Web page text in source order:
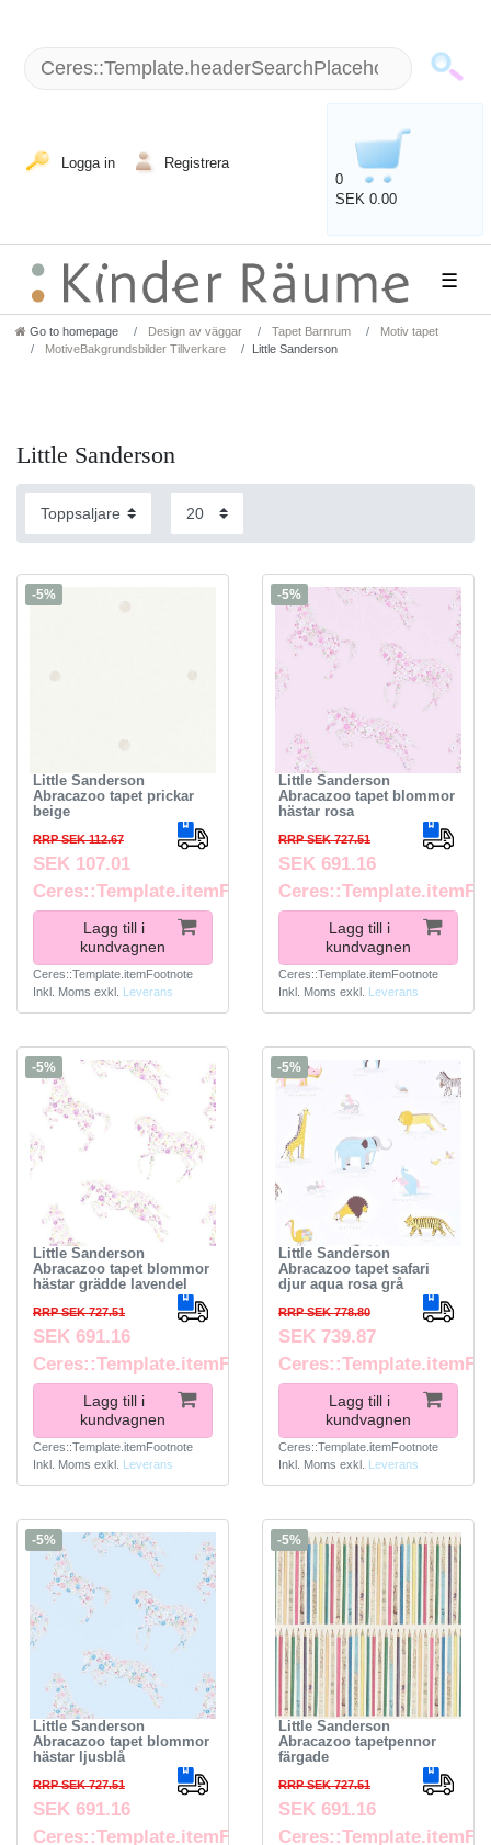
Logga in
Registrera
0
SEK 0.00
☰
Go to homepage Design av väggar Tapet Barnrum
Motiv tapet
MotiveBakgrundsbilder Tillverkare
Little Sanderson
Little Sanderson
-5%
Little Sanderson
Abracazoo tapet prickar
beige
RRP SEK 112.67
SEK 107.01
Ceres::Template.itemFootnote
Lagg till i
kundvagnen
Ceres::Template.itemFootnote
Inkl. Moms exkl. Leverans
-5%
Little Sanderson
Abracazoo tapet blommor
hästar rosa
RRP SEK 727.51
SEK 691.16
Lagg till i
kundvagnen
Ceres::Template.itemFootnote
Inkl. Moms exkl. Leverans
-5%
Little Sanderson
Abracazoo tapet blommor
hästar grädde lavendel
RRP SEK 727.51
SEK 691.16
Ceres::Template.itemFootnote
Lagg till i
kundvagnen
Ceres::Template.itemFootnote
Inkl. Moms exkl. Leverans
-5%
Little Sanderson
Abracazoo tapet safari
djur aqua rosa grå
RRP SEK 778.80
SEK 739.87
Lagg till i
kundvagnen
Ceres::Template.itemFootnote
Inkl. Moms exkl. Leverans
-5%
Little Sanderson
Abracazoo tapet blommor
hästar ljusblå
RRP SEK 727.51
SEK 691.16
Ceres::Template.itemFootnote
-5%
Little Sanderson
Abracazoo tapetpennor
färgade
RRP SEK 727.51
SEK 691.16